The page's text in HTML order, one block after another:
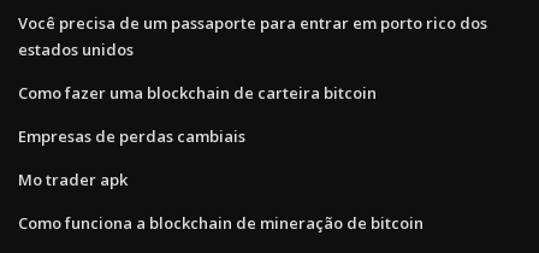
Você precisa de um passaporte para entrar em porto rico dos
estados unidos
Como fazer uma blockchain de carteira bitcoin
Empresas de perdas cambiais
Mo trader apk
Como funciona a blockchain de mineração de bitcoin